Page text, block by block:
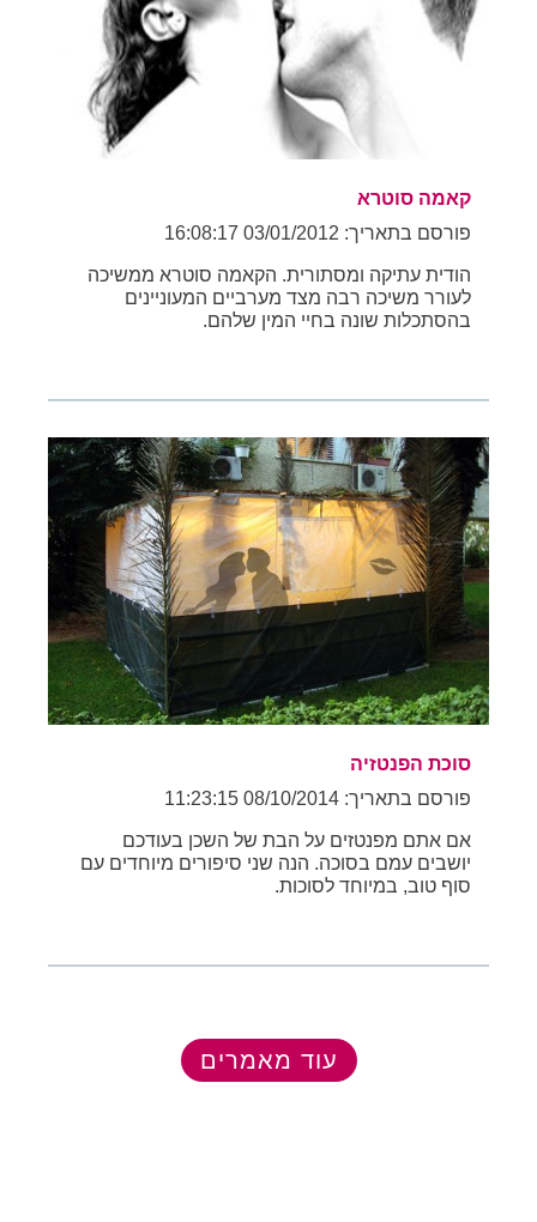
קאמה סוטרא
פורסם בתאריך: 03/01/2012 16:08:17
הודית עתיקה ומסתורית. הקאמה סוטרא ממשיכה
לעורר משיכה רבה מצד מערביים המעוניינים
בהסתכלות שונה בחיי המין שלהם.
סוכת הפנטזיה
פורסם בתאריך: 08/10/2014 11:23:15
אם אתם מפנטזים על הבת של השכן בעודכם
יושבים עמם בסוכה. הנה שני סיפורים מיוחדים עם
סוף טוב, במיוחד לסוכות.
עוד מאמרים